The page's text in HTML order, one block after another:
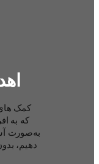
کمک
که به
به‌صورت
دهیم،